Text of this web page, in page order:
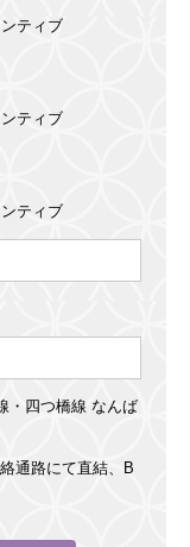
ティブ
ティブ
ティブ
・四つ橋線 なんば
通路にて直結、B